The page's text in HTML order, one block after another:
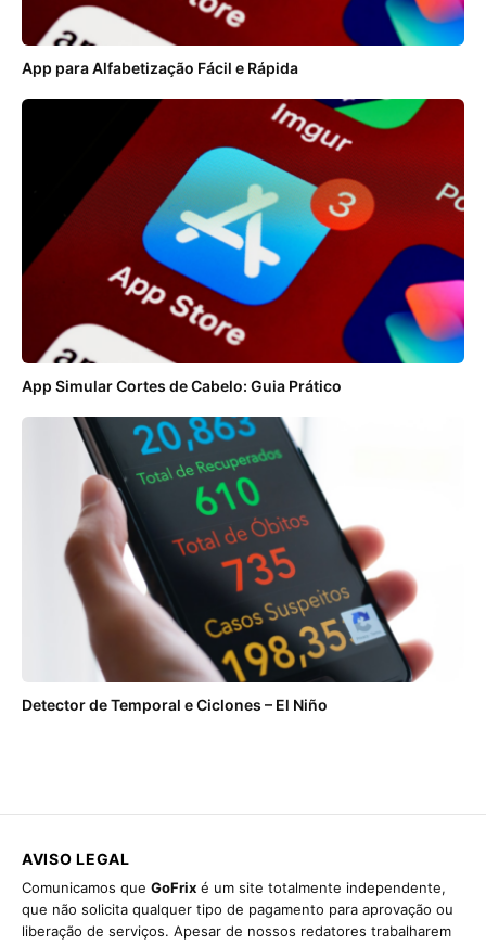
App para Alfabetização Fácil e Rápida
App Simular Cortes de Cabelo: Guia Prático
Detector de Temporal e Ciclones – El Niño
AVISO LEGAL
Comunicamos que GoFrix é um site totalmente independente,
que não solicita qualquer tipo de pagamento para aprovação ou
liberação de serviços. Apesar de nossos redatores trabalharem